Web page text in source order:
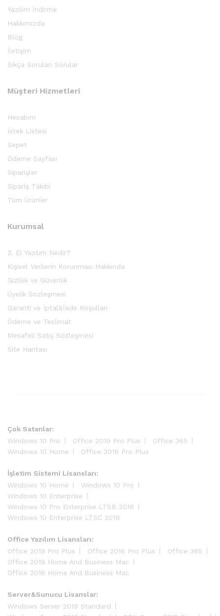
Yazılım İndirme
Hakkımızda
Blog
İletişim
Sıkça Sorulan Sorular
Müşteri Hizmetleri
Hesabım
İstek Listesi
Sepet
Ödeme Sayfası
Siparişler
Sipariş Takibi
Tüm Ürünler
Kurumsal
2. El Yazılım Nedir?
Kişisel Verilerin Korunması Hakkında
Gizlilik ve Güvenlik
Üyelik Sözleşmesi
Garanti ve İptal&İade Koşulları
Ödeme ve Teslimat
Mesafeli Satış Sözleşmesi
Site Haritası
Çok Satanlar:
Windows 10 Pro
Office 2019 Pro Plus
Office 365
Windows 10 Home
Office 2016 Pro Plus
İşletim Sistemi Lisansları:
Windows 10 Home
Windows 10 Pro
Windows 10 Enterprise
Windows 10 Pro Enterprise LTSB 2016
Windows 10 Enterprise LTSC 2019
Office Yazılım Lisansları:
Office 2019 Pro Plus
Office 2016 Pro Plus
Office 365
Office 2019 Home And Business Mac
Office 2016 Home And Business Mac
Server&Sunucu Lisanslar:
Windows Server 2019 Standard